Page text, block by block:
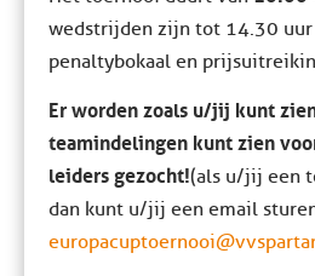
wedstrijden zijn tot 14.30
penaltybokaal en
Er worden zoals u/jij kunt
teamindelingen kunt zien
leiders gezocht!(als u/jij een
dan kunt u/jij een email